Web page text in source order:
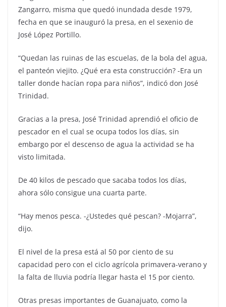
Zangarro, misma que quedó inundada desde 1979,
fecha en que se inauguró la presa, en el sexenio de
José López Portillo.
“Quedan las ruinas de las escuelas, de la bola del agua,
el panteón viejito. ¿Qué era esta construcción? -Era un
taller donde hacían ropa para niños”, indicó don José
Trinidad.
Gracias a la presa, José Trinidad aprendió el oficio de
pescador en el cual se ocupa todos los días, sin
embargo por el descenso de agua la actividad se ha
visto limitada.
De 40 kilos de pescado que sacaba todos los días,
ahora sólo consigue una cuarta parte.
“Hay menos pesca. -¿Ustedes qué pescan? -Mojarra”,
dijo.
El nivel de la presa está al 50 por ciento de su
capacidad pero con el ciclo agrícola primavera-verano y
la falta de lluvia podría llegar hasta el 15 por ciento.
Otras presas importantes de Guanajuato, como la